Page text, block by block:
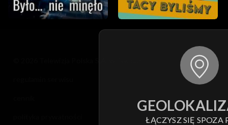
ŁĄCZYSZ SIĘ SPOZA